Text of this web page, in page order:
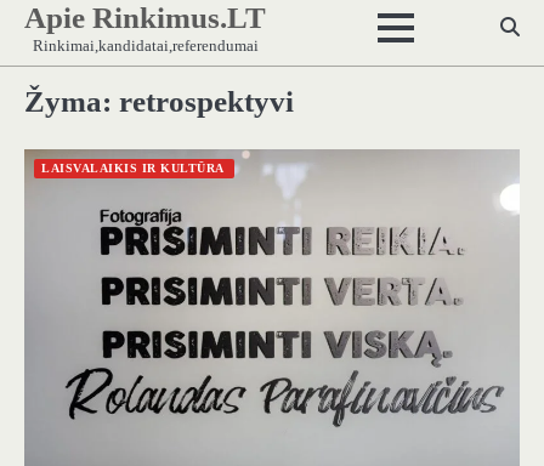
Skip
content
Apie Rinkimus.LT
Rinkimai,kandidatai,referendumai
Žyma: retrospektyvi
LAISVALAIKIS IR KULTŪRA